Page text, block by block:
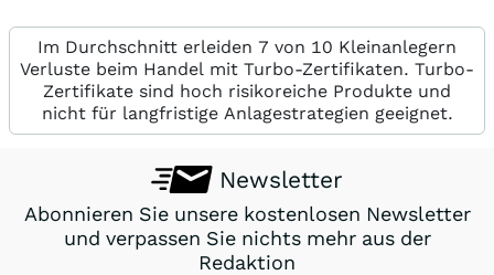
Im Durchschnitt erleiden 7 von 10 Kleinanlegern
Verluste beim Handel mit Turbo-Zertifikaten. Turbo-
Zertifikate sind hoch risikoreiche Produkte und
nicht für langfristige Anlagestrategien geeignet.
Newsletter
Abonnieren Sie unsere kostenlosen Newsletter
und verpassen Sie nichts mehr aus der
Redaktion